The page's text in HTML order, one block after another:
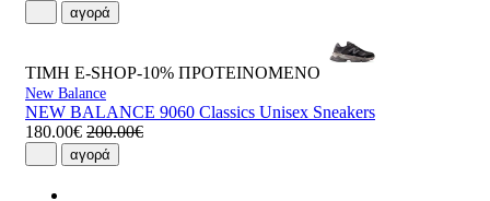
αγορά
ΤΙΜΗ E-SHOP-10% ΠΡΟΤΕΙΝΟΜΕΝΟ
New Balance
NEW BALANCE 9060 Classics Unisex Sneakers
180.00€ 200.00€
αγορά